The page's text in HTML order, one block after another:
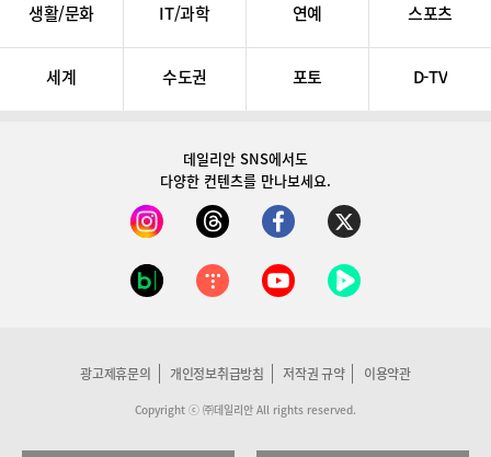
생활/문화 IT/과학 연예 스포츠
세계 수도권 포토 D-TV
데일리안 SNS에서도
다양한 컨텐츠를 만나보세요.
광고제휴문의 개인정보취급방침 저작권 규약 이용약관
Copyright ⓒ ㈜데일리안 All rights reserved.